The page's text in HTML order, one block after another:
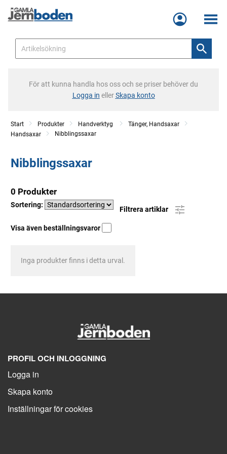
Meny
För att kunna handla hos oss och se priser behöver du
Logga in ellerSkapa konto
Start Produkter Handverktyg
Tänger, Handsaxar
Handsaxar
Nibblingssaxar
Nibblingssaxar
0 Produkter
Sortering:
Filtrera artiklar
Visa även beställningsvaror
Inga produkter finns i detta urval.
PROFIL OCH INLOGGNING
Logga in
Skapa konto
Inställningar för cookies